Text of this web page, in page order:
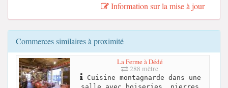
Information sur la mise à jour
Commerces similaires à proximité
La Ferme à Dédé
288 mètre
Cuisine montagnarde dans une